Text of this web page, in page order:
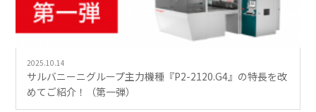
2025.10.14
サルバニーニグループ主力機種『P2-2120.G4』の特長を改
めてご紹介！（第一弾）